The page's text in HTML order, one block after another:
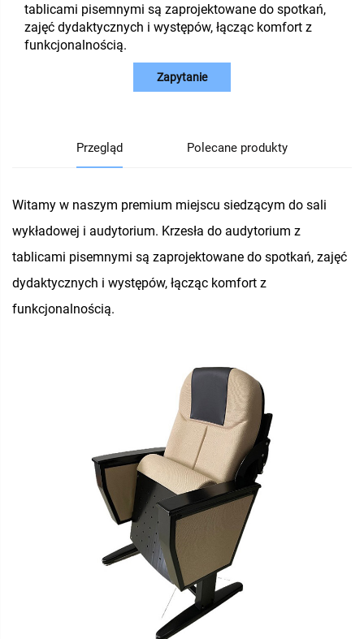
tablicami pisemnymi są zaprojektowane do spotkań,
zajęć dydaktycznych i występów, łącząc komfort z
funkcjonalnością.
Zapytanie
Przegląd Polecane produkty
Witamy w naszym premium miejscu siedzącym do sali
wykładowej i audytorium. Krzesła do audytorium z
tablicami pisemnymi są zaprojektowane do spotkań, zajęć
dydaktycznych i występów, łącząc komfort z
funkcjonalnością.